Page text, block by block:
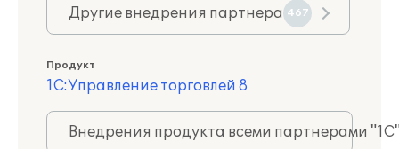
Другие внедрения партнера 467
Продукт
1С:Управление торговлей 8
Внедрения продукта всеми партнерами